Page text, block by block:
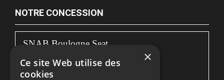
NOTRE CONCESSION
SNAB Boulogne Seat
122, bd de la Liane
62360 BOULOGNE-SUR-MER
×
Ce site Web utilise des
cookies